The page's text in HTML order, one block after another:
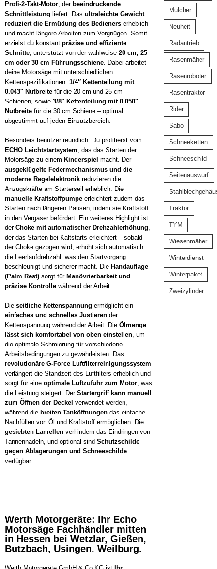
Profi-2-Takt-Motor, der beeindruckende
Schnittleistung liefert. Das ultraleichte Gewicht
reduziert die Ermüdung des Bedieners erheblich
und macht längere Arbeiten zum Vergnügen. Somit
erzielst du konstant präzise und effiziente
Schnitte, unterstützt von der wahlweise 20 cm, 25
cm oder 30 cm Führungsschiene. Dabei arbeitet
deine Motorsäge mit unterschiedlichen
Kettenspezifikationen: 1/4″ Kettenteilung mit
0.043″ Nutbreite für die 20 cm und 25 cm
Schienen, sowie 3/8″ Kettenteilung mit 0.050″
Nutbreite für die 30 cm Schiene – optimal
abgestimmt auf jeden Einsatzbereich.
Besonders benutzerfreundlich: Du profitierst vom
ECHO Leichtstartsystem, das das Starten der
Motorsäge zu einem Kinderspiel macht. Der
ausgeklügelte Federmechanismus und die
moderne Regelelektronik reduzieren die
Anzugskräfte am Starterseil erheblich. Die
manuelle Kraftstoffpumpe erleichtert zudem das
Starten nach längeren Pausen, indem sie Kraftstoff
in den Vergaser befördert. Ein weiteres Highlight ist
der Choke mit automatischer Drehzahlerhöhung,
der das Starten bei Kaltstarts erleichtert – sobald
der Choke gezogen wird, erhöht sich automatisch
die Leerlaufdrehzahl, was den Startvorgang
beschleunigt und sicherer macht. Die Handauflage
(Palm Rest) sorgt für Manövrierbarkeit und
präzise Kontrolle während der Arbeit.
Die seitliche Kettenspannung ermöglicht ein
einfaches und schnelles Justieren der
Kettenspannung während der Arbeit. Die Ölmenge
lässt sich komfortabel von oben einstellen, um
die optimale Schmierung für verschiedene
Arbeitsbedingungen zu gewährleisten. Das
revolutionäre G-Force Luftfilterreinigungssystem
verlängert die Standzeit des Luftfilters erheblich und
sorgt für eine optimale Luftzufuhr zum Motor, was
die Leistung steigert. Der Startergriff kann manuell
zum Öffnen der Deckel verwendet werden,
während die breiten Tanköffnungen das einfache
Nachfüllen von Öl und Kraftstoff ermöglichen. Die
gesiebten Lamellen verhindern das Eindringen von
Tannennadeln, und optional sind Schutzschilde
gegen Ablagerungen und Schneeschilde
verfügbar.
Werth Motorgeräte: Ihr Echo
Motorsäge Fachhändler mitten
in Hessen bei Wetzlar, Gießen,
Butzbach, Usingen, Weilburg.
Mulcher
Neuheit
Radantrieb
Rasenmäher
Rasenroboter
Rasentraktor
Rider
Sabo
Schneeketten
Schneeschild
Seitenauswurf
Traktor
TYM
Wiesenmäher
Winterdienst
Winterpaket
Zweizylinder